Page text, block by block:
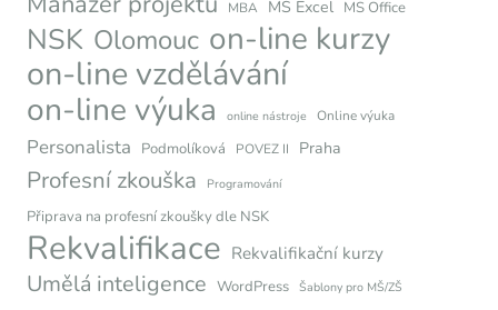
MBA MS Excel MS Office
NSK Olomouc on-line kurzy
on-line vzdělávání
on-line výuka online nástroje Online výuka
Personalista Podmolíková POVEZ II Praha
Profesní zkouška Programování
Připrava na profesní zkoušky dle NSK
Rekvalifikace Rekvalifikační kurzy
Umělá inteligence WordPress Šablony pro MŠ/ZŠ